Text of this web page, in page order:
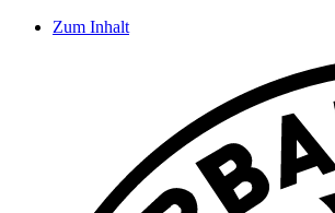
Zum Inhalt